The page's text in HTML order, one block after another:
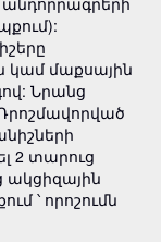
կամ մաքսային
Նրանց
2 տարուց
՝ որոշումն